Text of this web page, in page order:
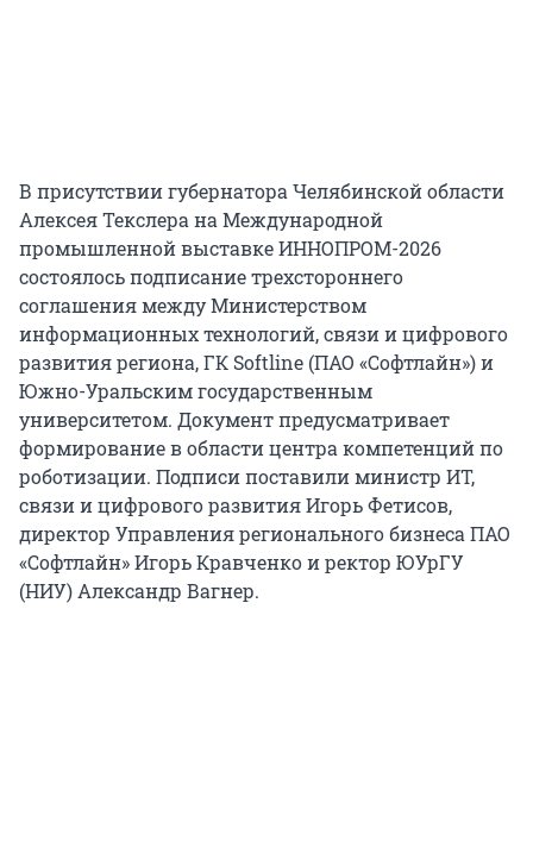
В присутствии губернатора Челябинской области
Алексея Текслера на Международной
промышленной выставке ИННОПРОМ-2026
состоялось подписание трехстороннего
соглашения между Министерством
информационных технологий, связи и цифрового
развития региона, ГК Softline (ПАО «Софтлайн») и
Южно-Уральским государственным
университетом. Документ предусматривает
формирование в области центра компетенций по
роботизации. Подписи поставили министр ИТ,
связи и цифрового развития Игорь Фетисов,
директор Управления регионального бизнеса ПАО
«Софтлайн» Игорь Кравченко и ректор ЮУрГУ
(НИУ) Александр Вагнер.